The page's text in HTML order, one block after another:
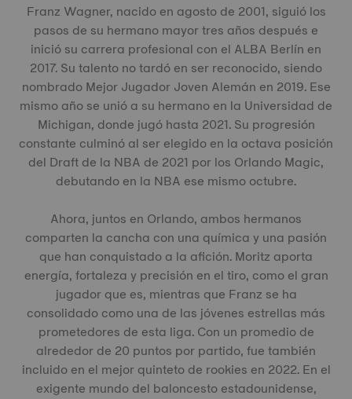
Franz Wagner, nacido en agosto de 2001, siguió los
pasos de su hermano mayor tres años después e
inició su carrera profesional con el ALBA Berlín en
2017. Su talento no tardó en ser reconocido, siendo
nombrado Mejor Jugador Joven Alemán en 2019. Ese
mismo año se unió a su hermano en la Universidad de
Michigan, donde jugó hasta 2021. Su progresión
constante culminó al ser elegido en la octava posición
del Draft de la NBA de 2021 por los Orlando Magic,
debutando en la NBA ese mismo octubre.
Ahora, juntos en Orlando, ambos hermanos
comparten la cancha con una química y una pasión
que han conquistado a la afición. Moritz aporta
energía, fortaleza y precisión en el tiro, como el gran
jugador que es, mientras que Franz se ha
consolidado como una de las jóvenes estrellas más
prometedores de esta liga. Con un promedio de
alrededor de 20 puntos por partido, fue también
incluido en el mejor quinteto de rookies en 2022. En el
exigente mundo del baloncesto estadounidense,